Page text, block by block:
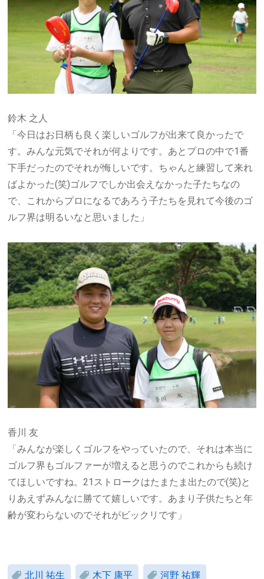
鈴木 之人
「今日はお日柄も良く楽しいゴルフが出来て良かったで
す。みんな元気でそれが何よりです。あとプロの中で1番
下手だったのでそれが悔しいです。ちゃんと練習して来れ
ばよかった(笑)ゴルフでしか出会えなかった子たちなの
で、これからプロになるであろう子たちを見れて今後のゴ
ルフ界は明るいなと思いました」
香川 友
「みんなが楽しくゴルフをやっていたので、それは本当に
ゴルフ界もゴルファーが増えると思うのでこれからも続け
てほしいですね。21 ストロークはたまたま出たので(笑) と
りあえずみんなに勝てて嬉しいです。あまり子供たちと年
齢が変わらないのでそれがビックリです」
北川 祐生 木下 康平 河野 祐輝